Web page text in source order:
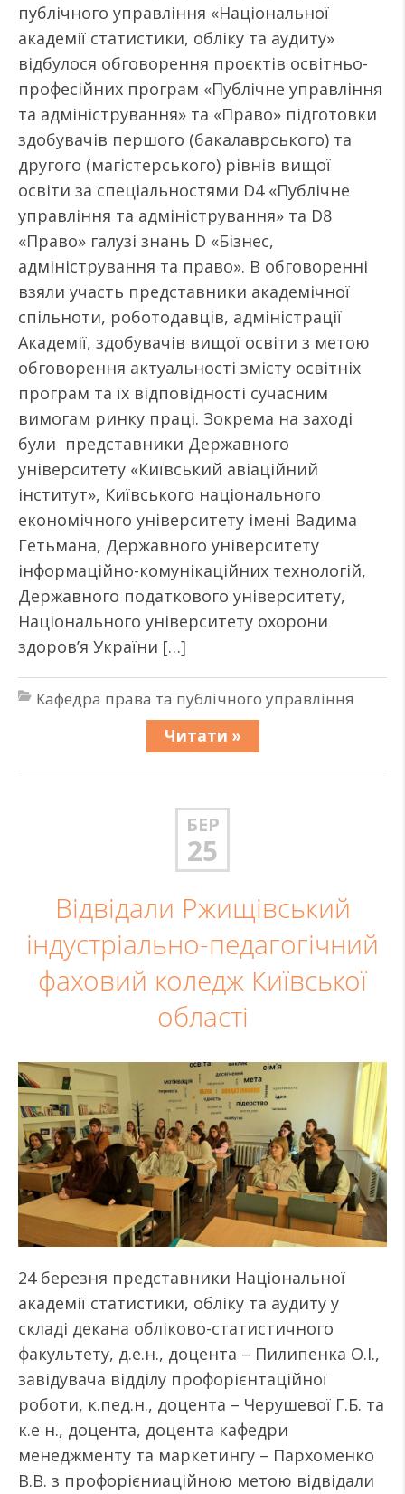
публічного управління «Національної
академії статистики, обліку та аудиту»
відбулося обговорення проєктів освітньо-
професійних програм «Публічне управління
та адміністрування» та «Право» підготовки
здобувачів першого (бакалаврського) та
другого (магістерського) рівнів вищої
освіти за спеціальностями D4 «Публічне
управління та адміністрування» та D8
«Право» галузі знань D «Бізнес,
адміністрування та право». В обговоренні
взяли участь представники академічної
спільноти, роботодавців, адміністрації
Академії, здобувачів вищої освіти з метою
обговорення актуальності змісту освітніх
програм та їх відповідності сучасним
вимогам ринку праці. Зокрема на заході
були представники Державного
університету «Київський авіаційний
інститут», Київського національного
економічного університету імені Вадима
Гетьмана, Державного університету
інформаційно-комунікаційних технологій,
Державного податкового університету,
Національного університету охорони
здоров’я України […]
Кафедра права та публічного управління
Читати »
БЕР
25
Відвідали Ржищівський
індустріально-педагогічний
фаховий коледж Київської
області
24 березня представники Національної
академії статистики, обліку та аудиту у
складі декана обліково-статистичного
факультету, д.е.н., доцента – Пилипенка О.І.,
завідувача відділу профорієнтаційної
роботи, к.пед.н., доцента – Черушевої Г.Б. та
к.е н., доцента, доцента кафедри
менеджменту та маркетингу – Пархоменко
В.В. з профорієниаційною метою відвідали